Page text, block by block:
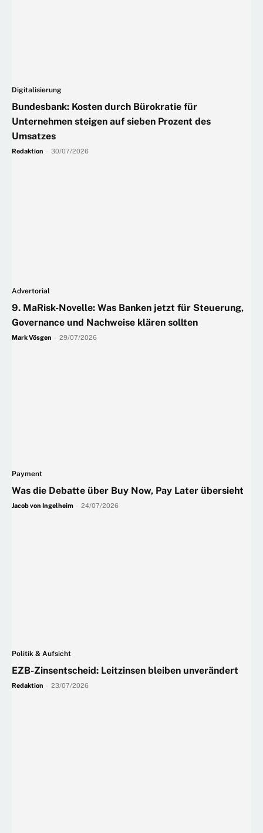
Digitalisierung
Bundesbank: Kosten durch Bürokratie für
Unternehmen steigen auf sieben Prozent des
Umsatzes
Redaktion 30/07/2026
Advertorial
9. MaRisk-Novelle: Was Banken jetzt für Steuerung,
Governance und Nachweise klären sollten
Mark Vösgen 29/07/2026
Payment
Was die Debatte über Buy Now, Pay Later übersieht
Jacob von Ingelheim 24/07/2026
Politik & Aufsicht
EZB-Zinsentscheid: Leitzinsen bleiben unverändert
Redaktion 23/07/2026